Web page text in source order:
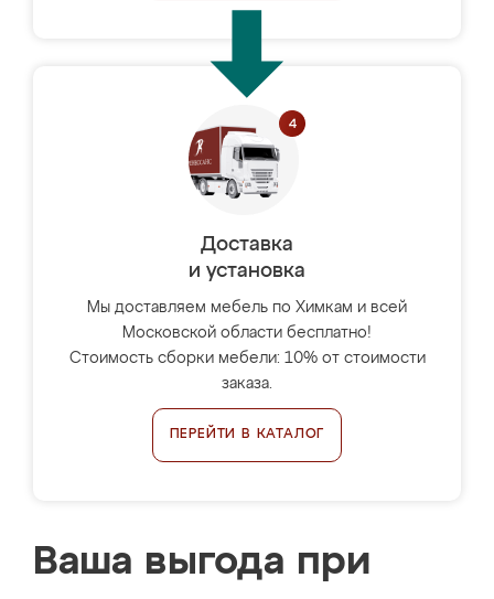
Доставка
и установка
Мы доставляем мебель по Химкам и всей
Московской области бесплатно!
Стоимость сборки мебели: 10% от стоимости
заказа.
ПЕРЕЙТИ В КАТАЛОГ
Ваша выгода при